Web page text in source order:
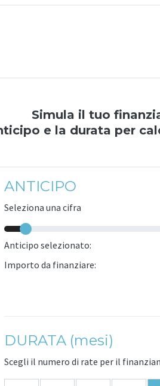
Simula il tuo
e la durata per
ANTICIPO
Seleziona una cifra
Anticipo selezionato:
Importo da finanziare:
DURATA (mesi)
Scegli il numero di rate per il